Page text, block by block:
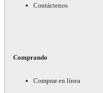
Contáctenos
Comprando
Comprar en línea